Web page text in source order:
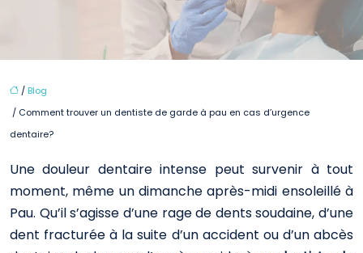
/ Blog
/ Comment trouver un dentiste de garde à pau en cas d’urgence
dentaire?
Une douleur dentaire intense peut survenir à tout
moment, même un dimanche après-midi ensoleillé à
Pau. Qu’il s’agisse d’une rage de dents soudaine, d’une
dent fracturée à la suite d’un accident ou d’un abcès